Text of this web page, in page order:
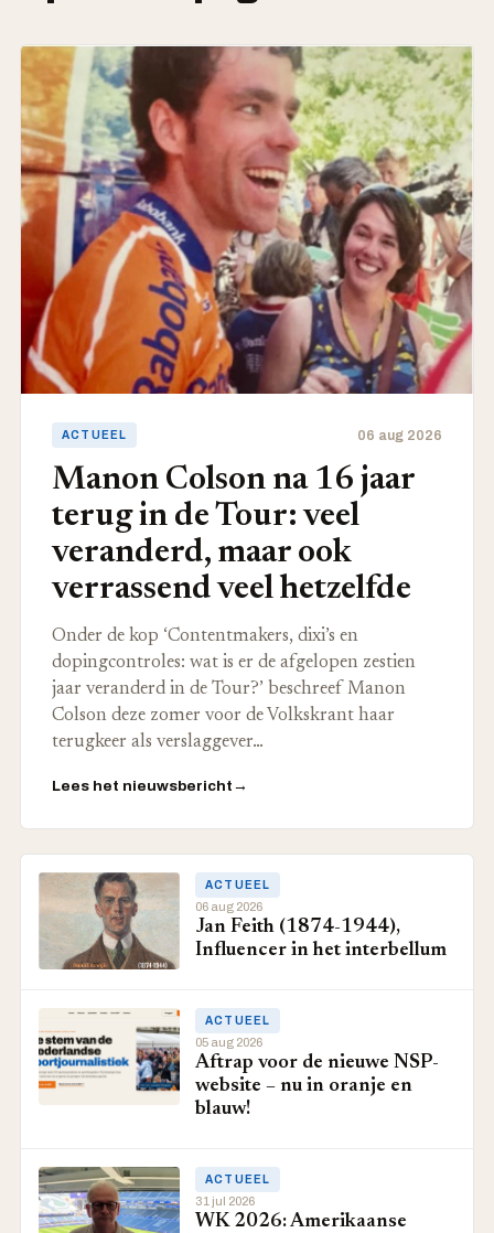
ACTUEEL 06 aug 2026
Manon Colson na 16 jaar
terug in de Tour: veel
veranderd, maar ook
verrassend veel hetzelfde
Onder de kop ‘Contentmakers, dixi’s en
dopingcontroles: wat is er de afgelopen zestien
jaar veranderd in de Tour?’ beschreef Manon
Colson deze zomer voor de Volkskrant haar
terugkeer als verslaggever…
Lees het nieuwsbericht →
ACTUEEL
06 aug 2026
Jan Feith (1874-1944),
Influencer in het interbellum
ACTUEEL
05 aug 2026
Aftrap voor de nieuwe NSP-
website – nu in oranje en
blauw!
ACTUEEL
31 jul 2026
WK 2026: Amerikaanse